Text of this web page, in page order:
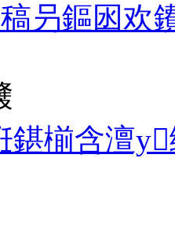
叧鏂囦欢
鍖椾含澶